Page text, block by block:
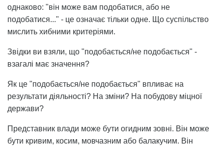
однаково: "він може вам подобатися, або не
подобатися..." - це означає тільки одне. Що суспільство
мислить хибними критеріями.
Звідки ви взяли, що "подобається/не подобається" -
взагалі має значення?
Як це "подобається/не подобається" впливає на
результати діяльності? На зміни? На побудову міцної
держави?
Представник влади може бути огидним зовні. Він може
бути кривим, косим, мовчазним або балакучим. Він